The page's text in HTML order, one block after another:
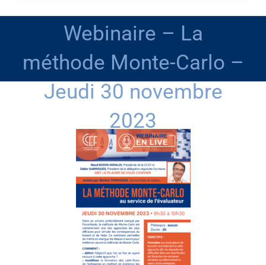
Webinaire – La
méthode Monte-Carlo –
Jeudi 30 novembre
2023